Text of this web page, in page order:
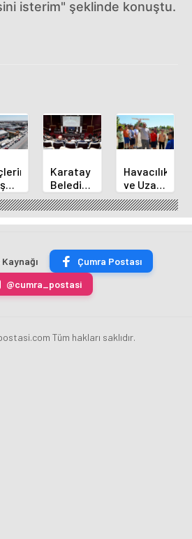
isterim" şeklinde konuştu.
Karatay
Belediye
Başkanı
Kılca
Yeni
Açıkladı
Havacılık
ve Uzay
Yaz
Kursu
Başladı
Kaynağı
Çumra Postası
@cumra_postasi
Tüm hakları saklıdır.